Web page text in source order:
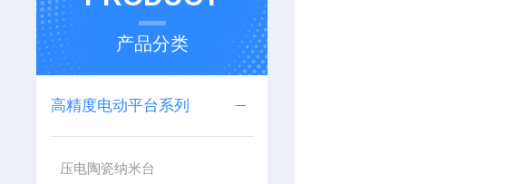
产品分类
高精度电动平台系列
压电陶瓷纳米台